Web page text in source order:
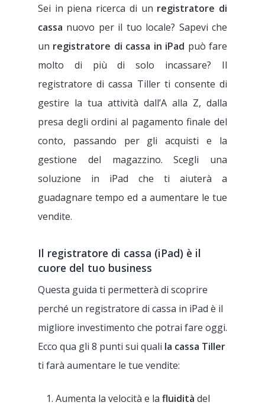
Sei in piena ricerca di un registratore di
cassa nuovo per il tuo locale? Sapevi che
un registratore di cassa in iPad può fare
molto di più di solo incassare? Il
registratore di cassa Tiller ti consente di
gestire la tua attività dall’A alla Z, dalla
presa degli ordini al pagamento finale del
conto, passando per gli acquisti e la
gestione del magazzino. Scegli una
soluzione in iPad che ti aiuterà a
guadagnare tempo ed a aumentare le tue
vendite.
Il registratore di cassa (iPad) è il
cuore del tuo business
Questa guida ti permetterà di scoprire
perché un registratore di cassa in iPad è il
migliore investimento che potrai fare oggi.
Ecco qua gli 8 punti sui quali la cassa Tiller
ti farà aumentare le tue vendite:
Aumenta la velocità e la fluidità del